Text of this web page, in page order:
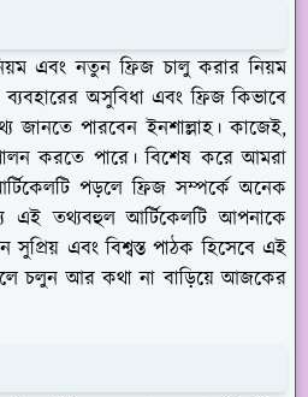
এবং নতুন ফ্রিজ চালু করার নিয়ম
অসুবিধা এবং ফ্রিজ কিভাবে
পারবেন ইনশাল্লাহ। কাজেই,
করতে পারে। বিশেষ করে আমরা
পড়লে ফ্রিজ সম্পর্কে অনেক
এই তথ্যবহুল আর্টিকেলটি আপনাকে
এবং বিশ্বস্ত পাঠক হিসেবে এই
চলুন আর কথা না বাড়িয়ে আজকের